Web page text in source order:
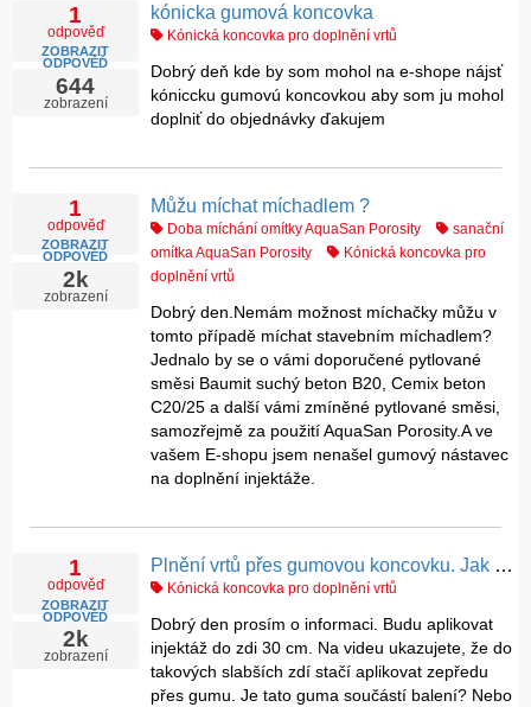
1
odpověď
ZOBRAZIT
ODPOVĚĎ
644
zobrazení
kónicka gumová koncovka
Kónická koncovka pro doplnění vrtů
Dobrý deň kde by som mohol na e-shope nájsť
kóniccku gumovú koncovkou aby som ju mohol
doplniť do objednávky ďakujem
1
odpověď
ZOBRAZIT
ODPOVĚĎ
2k
zobrazení
Můžu míchat míchadlem ?
Doba míchání omítky AquaSan Porosity
sanační
omítka AquaSan Porosity
Kónická koncovka pro
doplnění vrtů
Dobrý den.Nemám možnost míchačky můžu v
tomto případě míchat stavebním míchadlem?
Jednalo by se o vámi doporučené pytlované
směsi Baumit suchý beton B20, Cemix beton
C20/25 a další vámi zmíněné pytlované směsi,
samozřejmě za použití AquaSan Porosity.A ve
vašem E-shopu jsem nenašel gumový nástavec
na doplnění injektáže.
1
odpověď
ZOBRAZIT
ODPOVĚĎ
2k
zobrazení
Plnění vrtů přes gumovou koncovku. Jak se dělá injektáž s tubou?
Kónická koncovka pro doplnění vrtů
Dobrý den prosím o informaci. Budu aplikovat
injektáž do zdi 30 cm. Na videu ukazujete, že do
takových slabších zdí stačí aplikovat zepředu
přes gumu. Je tato guma součástí balení? Nebo